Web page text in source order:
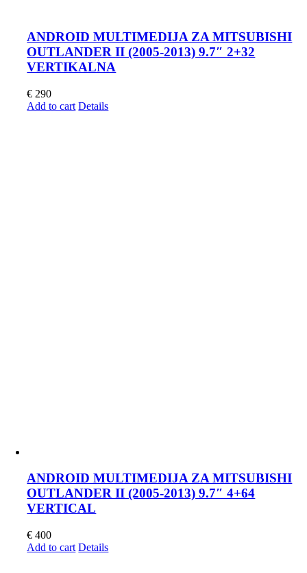
ANDROID MULTIMEDIJA ZA MITSUBISHI
OUTLANDER II (2005-2013) 9.7″ 2+32
VERTIKALNA
€ 290
Add to cart Details
ANDROID MULTIMEDIJA ZA MITSUBISHI
OUTLANDER II (2005-2013) 9.7″ 4+64
VERTICAL
€ 400
Add to cart Details